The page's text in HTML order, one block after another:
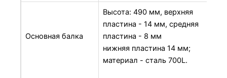
Основная балка
Высота: 490 мм, верхняя
пластина - 14 мм, средняя
пластина - 8 мм
нижняя пластина 14 мм;
материал - сталь 700L.